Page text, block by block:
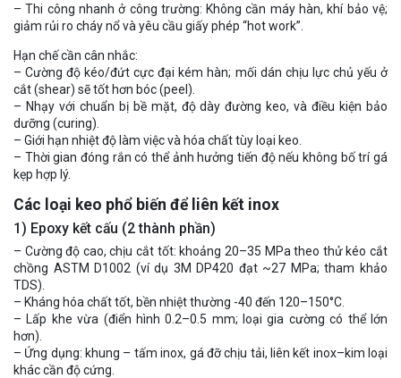
– Thi công nhanh ở công trường: Không cần máy hàn, khí bảo vệ;
giảm rủi ro cháy nổ và yêu cầu giấy phép “hot work”.
Hạn chế cần cân nhắc:
– Cường độ kéo/đứt cực đại kém hàn; mối dán chịu lực chủ yếu ở
cắt (shear) sẽ tốt hơn bóc (peel).
– Nhạy với chuẩn bị bề mặt, độ dày đường keo, và điều kiện bảo
dưỡng (curing).
– Giới hạn nhiệt độ làm việc và hóa chất tùy loại keo.
– Thời gian đóng rắn có thể ảnh hưởng tiến độ nếu không bố trí gá
kẹp hợp lý.
Các loại keo phổ biến để liên kết inox
1) Epoxy kết cấu (2 thành phần)
– Cường độ cao, chịu cắt tốt: khoảng 20–35 MPa theo thử kéo cắt
chồng ASTM D1002 (ví dụ 3M DP420 đạt ~27 MPa; tham khảo
TDS).
– Kháng hóa chất tốt, bền nhiệt thường -40 đến 120–150°C.
– Lấp khe vừa (điển hình 0.2–0.5 mm; loại gia cường có thể lớn
hơn).
– Ứng dụng: khung – tấm inox, gá đỡ chịu tải, liên kết inox–kim loại
khác cần độ cứng.